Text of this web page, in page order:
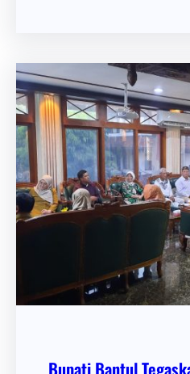
Bupati Bantul